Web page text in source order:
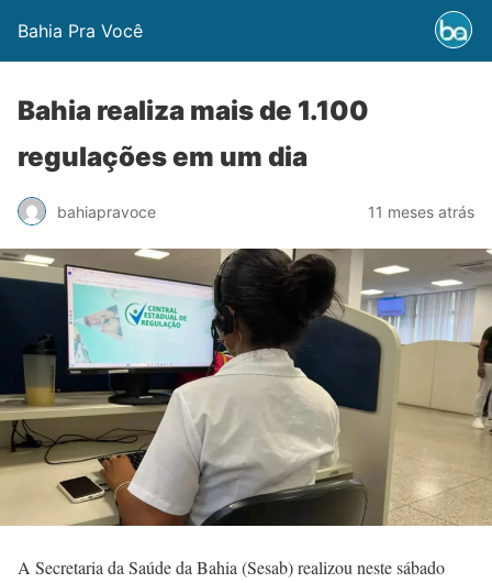
Bahia Pra Você
Bahia realiza mais de 1.100
regulações em um dia
bahiapravoce 11 meses atrás
A Secretaria da Saúde da Bahia (Sesab) realizou neste sábado